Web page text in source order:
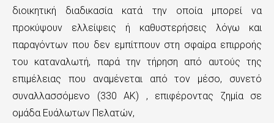
διοικητική διαδικασία κατά την οποία μπορεί να
προκύψουν ελλείψεις ή καθυστερήσεις λόγω και
παραγόντων που δεν εμπίτπουν στη σφαίρα επιρροής
του καταναλωτή, παρά την τήρηση από αυτούς της
επιμέλειας που αναμένεται από τον μέσο, συνετό
συναλλασσόμενο (330 ΑΚ) , επιφέροντας ζημία σε
ομάδα Ευάλωτων Πελατών,